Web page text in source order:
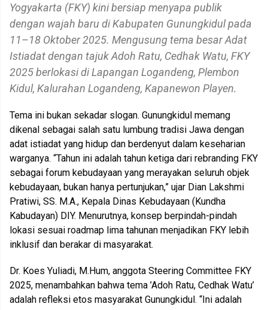
Yogyakarta (FKY) kini bersiap menyapa publik
dengan wajah baru di Kabupaten Gunungkidul pada
11–18 Oktober 2025. Mengusung tema besar Adat
Istiadat dengan tajuk Adoh Ratu, Cedhak Watu, FKY
2025 berlokasi di Lapangan Logandeng, Plembon
Kidul, Kalurahan Logandeng, Kapanewon Playen.
Tema ini bukan sekadar slogan. Gunungkidul memang
dikenal sebagai salah satu lumbung tradisi Jawa dengan
adat istiadat yang hidup dan berdenyut dalam keseharian
warganya. “Tahun ini adalah tahun ketiga dari rebranding FKY
sebagai forum kebudayaan yang merayakan seluruh objek
kebudayaan, bukan hanya pertunjukan,” ujar Dian Lakshmi
Pratiwi, SS. M.A., Kepala Dinas Kebudayaan (Kundha
Kabudayan) DIY. Menurutnya, konsep berpindah-pindah
lokasi sesuai roadmap lima tahunan menjadikan FKY lebih
inklusif dan berakar di masyarakat.
Dr. Koes Yuliadi, M.Hum, anggota Steering Committee FKY
2025, menambahkan bahwa tema ’Adoh Ratu, Cedhak Watu’
adalah refleksi etos masyarakat Gunungkidul. “Ini adalah